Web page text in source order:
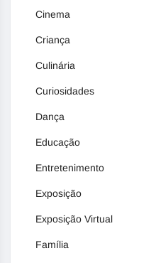
Cinema
Criança
Culinária
Curiosidades
Dança
Educação
Entretenimento
Exposição
Exposição Virtual
Família